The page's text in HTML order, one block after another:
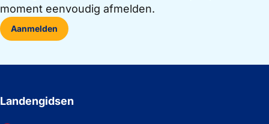
moment eenvoudig afmelden.
Aanmelden
Landengidsen